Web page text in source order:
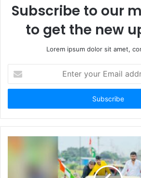
Subscribe to our
to get the new
Lorem ipsum dolor sit amet,
your
Email